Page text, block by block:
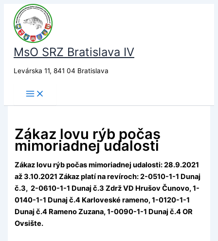
Preskočiť
obsah
MsO SRZ Bratislava IV
Levárska 11, 841 04 Bratislava
Zákaz lovu rýb počas
mimoriadnej udalosti
Zákaz lovu rýb počas mimoriadnej udalosti: 28.9.2021
až 3.10.2021 Zákaz platí na revíroch: 2-0510-1-1 Dunaj
č.3, 2-0610-1-1 Dunaj č.3 Zdrž VD Hrušov Čunovo, 1-
0140-1-1 Dunaj č.4 Karloveské rameno, 1-0120-1-1
Dunaj č.4 Rameno Zuzana, 1-0090-1-1 Dunaj č.4 OR
Ovsište.